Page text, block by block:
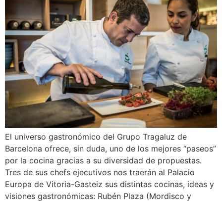
El universo gastronómico del Grupo Tragaluz de
Barcelona ofrece, sin duda, uno de los mejores “paseos”
por la cocina gracias a su diversidad de propuestas.
Tres de sus chefs ejecutivos nos traerán al Palacio
Europa de Vitoria-Gasteiz sus distintas cocinas, ideas y
visiones gastronómicas: Rubén Plaza (Mordisco y